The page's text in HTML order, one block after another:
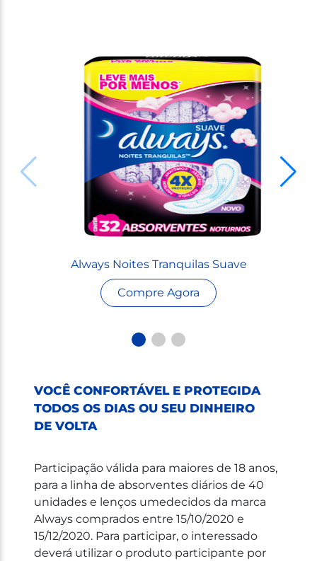
Always Noites Tranquilas Suave
Compre Agora
VOCÊ CONFORTÁVEL E PROTEGIDA
TODOS OS DIAS OU SEU DINHEIRO
DE VOLTA
Participação válida para maiores de 18 anos,
para a linha de absorventes diários de 40
unidades e lenços umedecidos da marca
Always comprados entre 15/10/2020 e
15/12/2020. Para participar, o interessado
deverá utilizar o produto participante por